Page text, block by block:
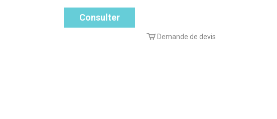
Consulter
Demande de devis